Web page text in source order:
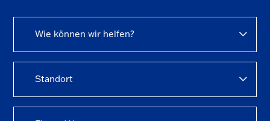
Wie können wir helfen?
Standort